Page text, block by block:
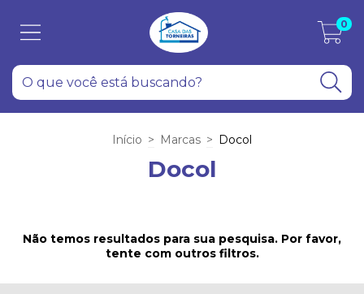
0
Início > Marcas > Docol
Docol
Não temos resultados para sua pesquisa. Por favor,
tente com outros filtros.